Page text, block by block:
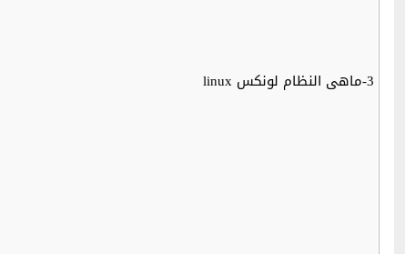
3-ماهى النظام لونكس linux